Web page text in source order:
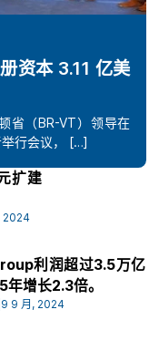
资本 3.11 亿美
省（BR-VT）领导在
行会议， […]
扩建
2024
利润超过3.5万亿
增长2.3倍。
9 月, 2024